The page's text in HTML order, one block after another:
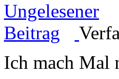
Ich mach Mal